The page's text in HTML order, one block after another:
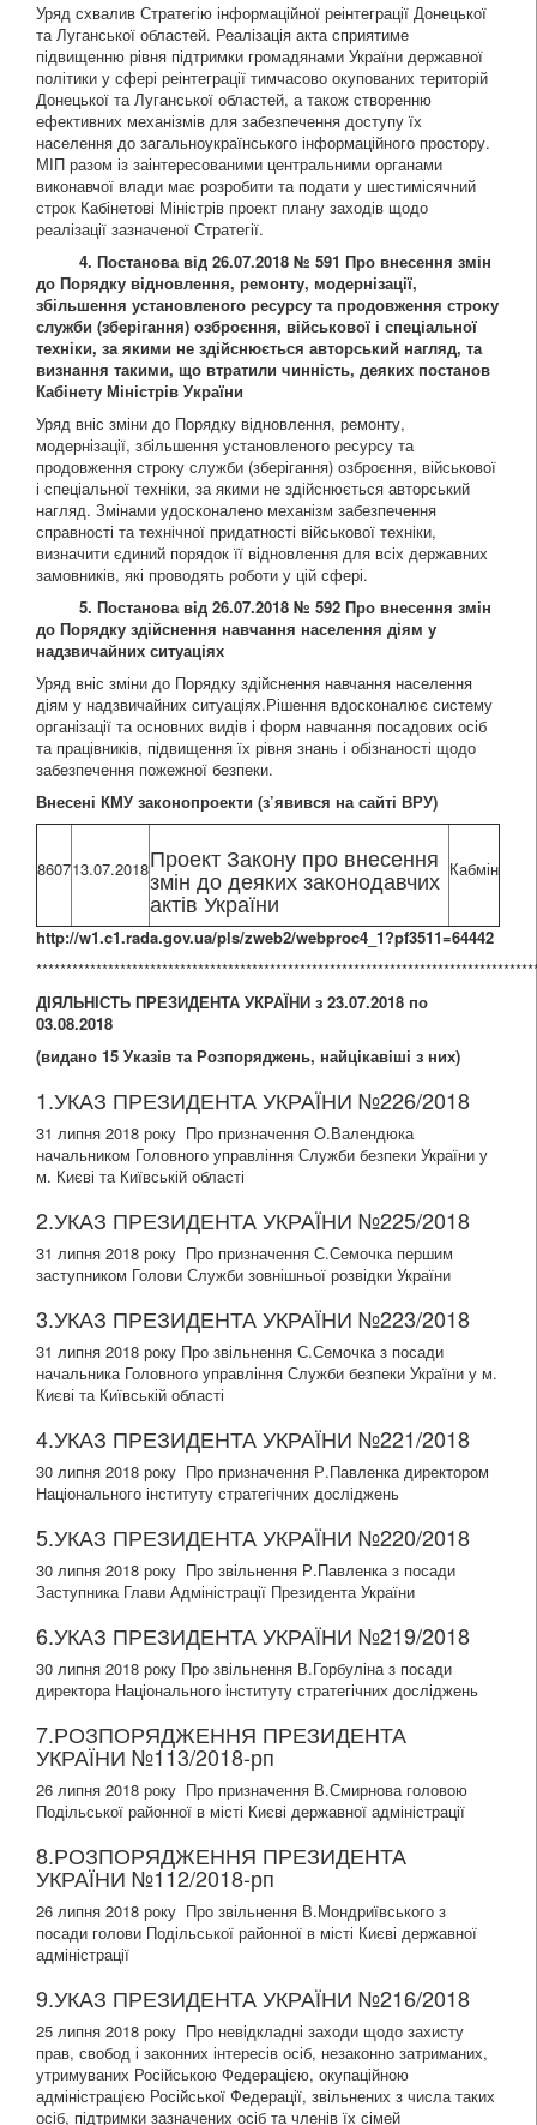
Уряд схвалив Стратегію інформаційної реінтеграції Донецької
та Луганської областей. Реалізація акта сприятиме
підвищенню рівня підтримки громадянами України державної
політики у сфері реінтеграції тимчасово окупованих територій
Донецької та Луганської областей, а також створенню
ефективних механізмів для забезпечення доступу їх
населення до загальноукраїнського інформаційного простору.
МІП разом із заінтересованими центральними органами
виконавчої влади має розробити та подати у шестимісячний
строк Кабінетові Міністрів проект плану заходів щодо
реалізації зазначеної Стратегії.
4. Постанова від 26.07.2018 № 591 Про внесення змін
до Порядку відновлення, ремонту, модернізації,
збільшення установленого ресурсу та продовження строку
служби (зберігання) озброєння, військової і спеціальної
техніки, за якими не здійснюється авторський нагляд, та
визнання такими, що втратили чинність, деяких постанов
Кабінету Міністрів України
Уряд вніс зміни до Порядку відновлення, ремонту,
модернізації, збільшення установленого ресурсу та
продовження строку служби (зберігання) озброєння, військової
і спеціальної техніки, за якими не здійснюється авторський
нагляд. Змінами удосконалено механізм забезпечення
справності та технічної придатності військової техніки,
визначити єдиний порядок її відновлення для всіх державних
замовників, які проводять роботи у цій сфері.
5. Постанова від 26.07.2018 № 592 Про внесення змін
до Порядку здійснення навчання населення діям у
надзвичайних ситуаціях
Уряд вніс зміни до Порядку здійснення навчання населення
діям у надзвичайних ситуаціях.Рішення вдосконалює систему
організації та основних видів і форм навчання посадових осіб
та працівників, підвищення їх рівня знань і обізнаності щодо
забезпечення пожежної безпеки.
Внесені КМУ законопроекти (з’явився на сайті ВРУ)
860713.07.2018Проект Закону про внесення
змін до деяких законодавчих
актів України
Кабмін
http://w1.c1.rada.gov.ua/pls/zweb2/webproc4_1?pf3511=64442
ДІЯЛЬНІСТЬ ПРЕЗИДЕНТА УКРАЇНИ з 23.07.2018 по
03.08.2018
(видано 15 Указів та Розпоряджень, найцікавіші з них)
1.УКАЗ ПРЕЗИДЕНТА УКРАЇНИ №226/2018
31 липня 2018 року Про призначення О.Валендюка
начальником Головного управління Служби безпеки України у
м. Києві та Київській області
2.УКАЗ ПРЕЗИДЕНТА УКРАЇНИ №225/2018
31 липня 2018 року Про призначення С.Семочка першим
заступником Голови Служби зовнішньої розвідки України
3.УКАЗ ПРЕЗИДЕНТА УКРАЇНИ №223/2018
31 липня 2018 року Про звільнення С.Семочка з посади
начальника Головного управління Служби безпеки України у м.
Києві та Київській області
4.УКАЗ ПРЕЗИДЕНТА УКРАЇНИ №221/2018
30 липня 2018 року Про призначення Р.Павленка директором
Національного інституту стратегічних досліджень
5.УКАЗ ПРЕЗИДЕНТА УКРАЇНИ №220/2018
30 липня 2018 року Про звільнення Р.Павленка з посади
Заступника Глави Адміністрації Президента України
6.УКАЗ ПРЕЗИДЕНТА УКРАЇНИ №219/2018
30 липня 2018 року Про звільнення В.Горбуліна з посади
директора Національного інституту стратегічних досліджень
7.РОЗПОРЯДЖЕННЯ ПРЕЗИДЕНТА
УКРАЇНИ №113/2018-рп
26 липня 2018 року Про призначення В.Смирнова головою
Подільської районної в місті Києві державної адміністрації
8.РОЗПОРЯДЖЕННЯ ПРЕЗИДЕНТА
УКРАЇНИ №112/2018-рп
26 липня 2018 року Про звільнення В.Мондриївського з
посади голови Подільської районної в місті Києві державної
адміністрації
9.УКАЗ ПРЕЗИДЕНТА УКРАЇНИ №216/2018
25 липня 2018 року Про невідкладні заходи щодо захисту
прав, свобод і законних інтересів осіб, незаконно затриманих,
утримуваних Російською Федерацією, окупаційною
адміністрацією Російської Федерації, звільнених з числа таких
осіб, підтримки зазначених осіб та членів їх сімей